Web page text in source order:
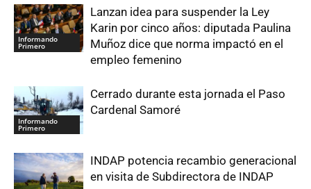
Informando
Primero
Lanzan idea para suspender la Ley
Karin por cinco años: diputada Paulina
Muñoz dice que norma impactó en el
empleo femenino
Informando
Primero
Cerrado durante esta jornada el Paso
Cardenal Samoré
INDAP potencia recambio generacional
en visita de Subdirectora de INDAP